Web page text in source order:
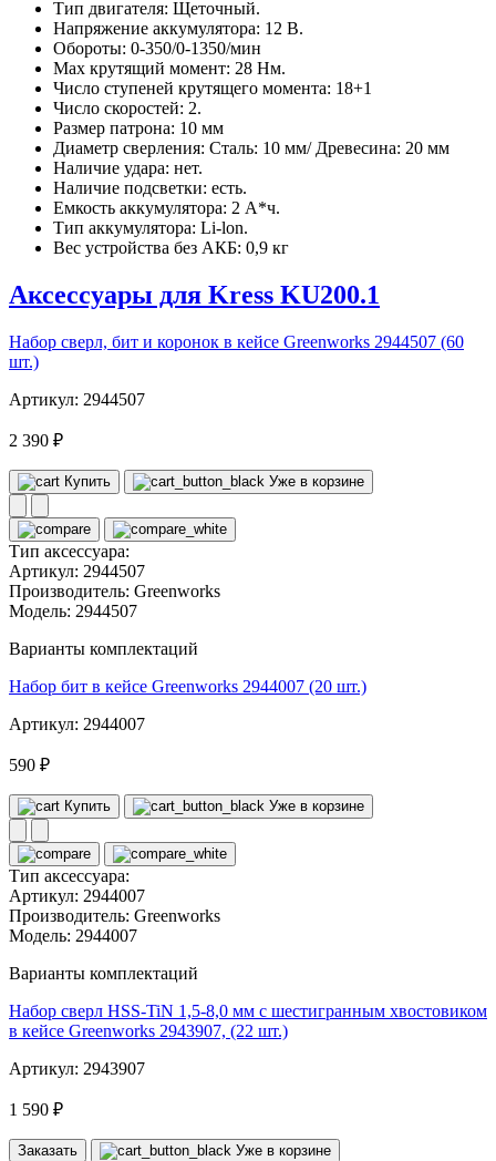
Тип двигателя: Щеточный.
Напряжение аккумулятора: 12 В.
Обороты: 0-350/0-1350/мин
Max крутящий момент: 28 Нм.
Число ступеней крутящего момента: 18+1
Число скоростей: 2.
Размер патрона: 10 мм
Диаметр сверления: Сталь: 10 мм/ Древесина: 20 мм
Наличие удара: нет.
Наличие подсветки: есть.
Емкость аккумулятора: 2 А*ч.
Тип аккумулятора: Li-lon.
Вес устройства без АКБ: 0,9 кг
Аксессуары для Kress KU200.1
Набор сверл, бит и коронок в кейсе Greenworks 2944507 (60
шт.)
Артикул: 2944507
2 390 ₽
Купить Уже в корзине
Тип аксессуара:
Артикул: 2944507
Производитель: Greenworks
Модель: 2944507
Варианты комплектаций
Набор бит в кейсе Greenworks 2944007 (20 шт.)
Артикул: 2944007
590 ₽
Купить Уже в корзине
Тип аксессуара:
Артикул: 2944007
Производитель: Greenworks
Модель: 2944007
Варианты комплектаций
Набор сверл HSS-TiN 1,5-8,0 мм с шестигранным хвостовиком
в кейсе Greenworks 2943907, (22 шт.)
Артикул: 2943907
1 590 ₽
Заказать Уже в корзине